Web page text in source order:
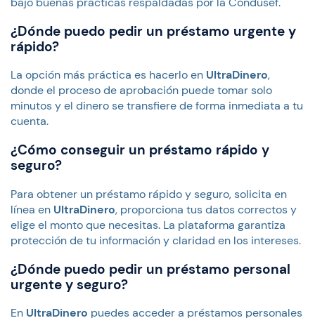
¿Dónde puedo pedir un préstamo urgente y
rápido?
La opción más práctica es hacerlo en UltraDinero,
donde el proceso de aprobación puede tomar solo
minutos y el dinero se transfiere de forma inmediata a tu
cuenta.
¿Cómo conseguir un préstamo rápido y
seguro?
Para obtener un préstamo rápido y seguro, solicita en
línea en UltraDinero, proporciona tus datos correctos y
elige el monto que necesitas. La plataforma garantiza
protección de tu información y claridad en los intereses.
¿Dónde puedo pedir un préstamo personal
urgente y seguro?
En UltraDinero puedes acceder a préstamos personales